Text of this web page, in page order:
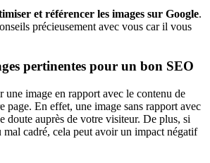
et référencer les images sur Google.
précieusement avec vous car il vous
pertinentes pour un bon SEO
une image en rapport avec le contenu de
page. En effet, une image sans rapport avec
doute auprès de votre visiteur. De plus, si
cadré, cela peut avoir un impact négatif